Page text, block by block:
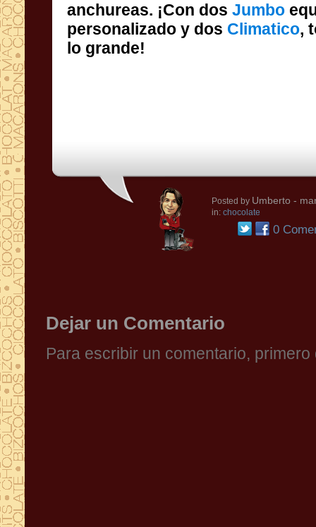
anchureas. ¡Con dos Jumbo
personalizado y dos Climatico,
lo grande!
Posted by Umberto -
in: chocolate
0
Dejar un Comentario
Para escribir un comentario,